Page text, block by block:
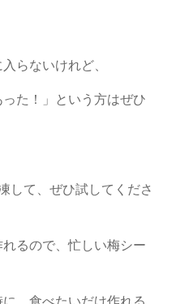
らないけれど、
った！」という方はぜひ
して、ぜひ試してくださ
るので、忙しい梅シー